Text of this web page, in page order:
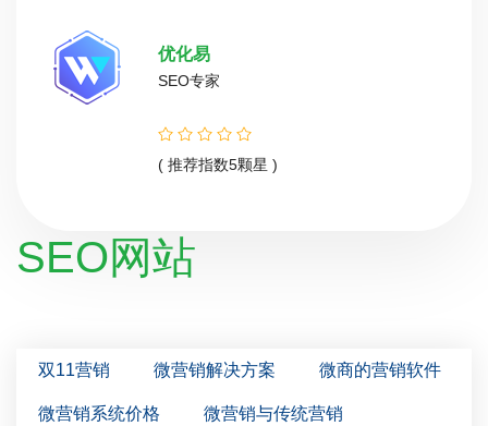
优化易
SEO专家
( 推荐指数5颗星 )
SEO网站
双11营销 微营销解决方案 微商的营销软件
微营销系统价格 微营销与传统营销